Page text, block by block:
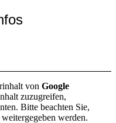
vonGoogle
zuzugreifen,
Bitte beachten Sie,
werden.